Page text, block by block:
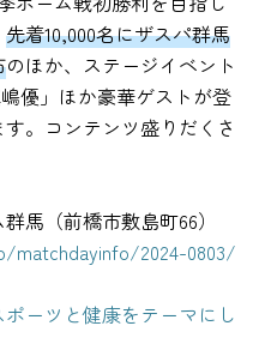
先着10,000名にザスパ群馬
のほか、ステージイベント
優」ほか豪華ゲストが登
。コンテンツ盛りだくさ
馬（前橋市敷島町66）
2024-0803/
ーツと健康をテーマにし